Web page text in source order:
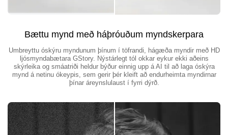
Bættu mynd með háþróuðum myndskerpara
Umbreyttu óskýru myndunum þínum í töfrandi, hágæða myndir með HD
ljósmyndabætara GStory. Nýstárlegt tól okkar eykur ekki aðeins
skýrleika og smáatriði heldur býður einnig upp á AI til að laga óskýra
mynd á netinu ókeypis, sem gerir þér kleift að endurheimta myndirnar
þínar áreynslulaust í fyrri dýrð.